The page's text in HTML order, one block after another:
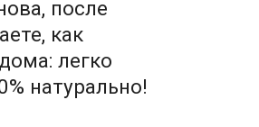
после
как
легко
натурально!